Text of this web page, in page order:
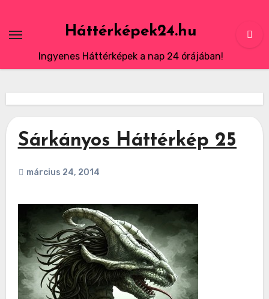
content
Háttérképek24.hu
Ingyenes Háttérképek a nap 24 órájában!
Sárkányos Háttérkép 25
március 24, 2014